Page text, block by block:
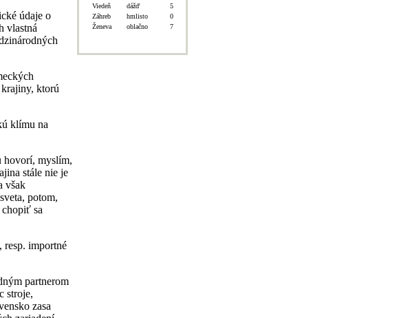
údaje o
vlastná
ktorú
klímu na
hovorí, myslím,
stále nie je
však
potom,
sa
resp. importné
partnerom
stroje,
zasa
Viedeň
dážď
5
Záhreb
hmlisto
0
Ženeva
oblačno 7